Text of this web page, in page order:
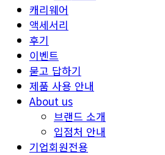
캐리웨어
액세서리
후기
이벤트
묻고 답하기
제품 사용 안내
About us
브랜드 소개
입점처 안내
기업회원전용